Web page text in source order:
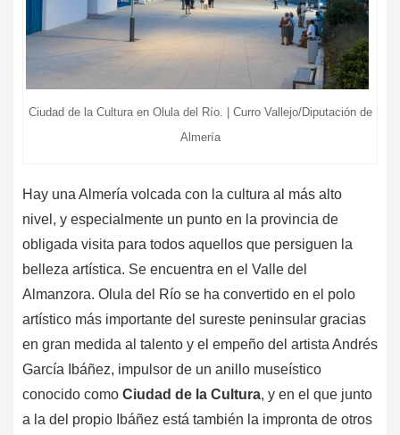
Ciudad de la Cultura en Olula del Río. | Curro Vallejo/Diputación de
Almería
Hay una Almería volcada con la cultura al más alto
nivel, y especialmente un punto en la provincia de
obligada visita para todos aquellos que persiguen la
belleza artística. Se encuentra en el Valle del
Almanzora. Olula del Río se ha convertido en el polo
artístico más importante del sureste peninsular gracias
en gran medida al talento y el empeño del artista Andrés
García Ibáñez, impulsor de un anillo museístico
conocido como Ciudad de la Cultura, y en el que junto
a la del propio Ibáñez está también la impronta de otros